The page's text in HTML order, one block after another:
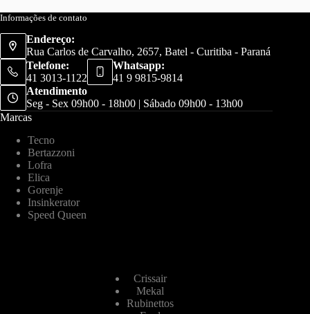
Informações de contato
Endereço:
Rua Carlos de Carvalho, 2657, Batel - Curitiba - Paraná
Telefone:
41 3013-1122
Whatsapp:
41 9 9815-9814
Atendimento
Seg - Sex 09h00 - 18h00 | Sábado 09h00 - 13h00
Marcas
Tecno
Bertazzoni
Lofra
Elica
Gorenje
Insinkerator
Speed Queen
Crissair
Mekal
Rubinettos